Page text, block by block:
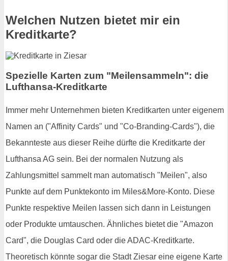
Welchen Nutzen bietet mir ein
Kreditkarte?
Spezielle Karten zum "Meilensammeln": die
Lufthansa-Kreditkarte
Immer mehr Unternehmen bieten Kreditkarten unter eigenem
Namen an ("Affinity Cards" und "Co-Branding-Cards"), die
Bekannteste aus dieser Reihe dürfte die Kreditkarte der
Lufthansa AG sein. Bei der normalen Nutzung als
Zahlungsmittel sammelt man automatisch "Meilen", also
Punkte auf dem Punktekonto im Miles&More-Konto. Diese
Punkte respektive Meilen lassen sich dann in Leistungen
oder Produkte umtauschen. Ähnliches bietet die "Amazon
Card", die Douglas Card oder die ADAC-Kreditkarte.
Theoretisch könnte sogar die Stadt Ziesar eine eigene Karte